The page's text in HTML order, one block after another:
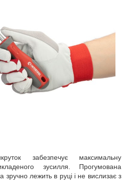
забезпечує максимальну
зусилля. Прогумована
зручно лежить в руці і не вислизає з